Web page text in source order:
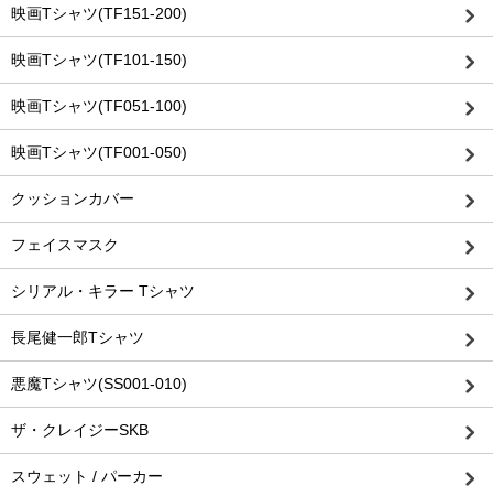
映画Tシャツ(TF151-200)
映画Tシャツ(TF101-150)
映画Tシャツ(TF051-100)
映画Tシャツ(TF001-050)
クッションカバー
フェイスマスク
シリアル・キラー Tシャツ
長尾健一郎Tシャツ
悪魔Tシャツ(SS001-010)
ザ・クレイジーSKB
スウェット / パーカー